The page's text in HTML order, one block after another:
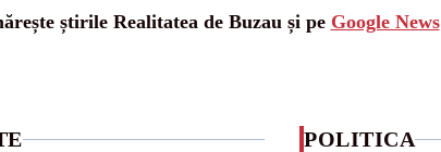
știrile Realitatea de Buzau și pe Google News
POLITICA